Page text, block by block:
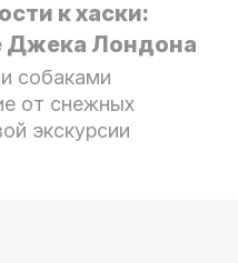
к хаски:
Джека Лондона
собаками
от снежных
экскурсии